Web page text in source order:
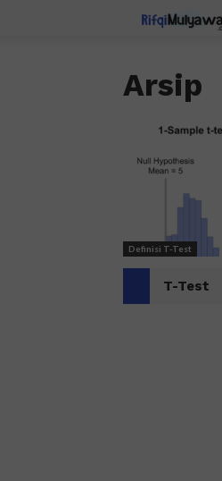
Arsip
Definisi T-Test
T-Test